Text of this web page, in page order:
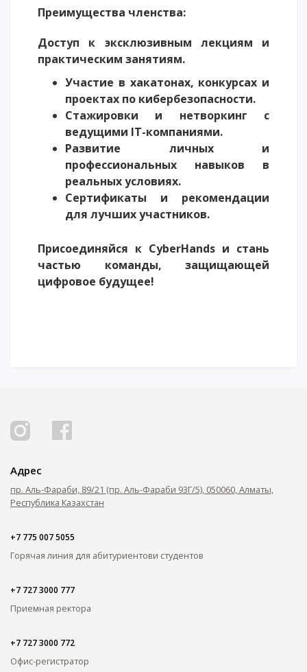
Преимущества членства:
Доступ к эксклюзивным лекциям и
практическим занятиям.
Участие в хакатонах, конкурсах и
проектах по кибербезопасности.
Стажировки и нетворкинг с
ведущими IT-компаниями.
Развитие личных и
профессиональных навыков в
реальных условиях.
Сертификаты и рекомендации
для лучших участников.
Присоединяйся к CyberHands и стань
частью команды, защищающей
цифровое будущее!
Адрес
пр. Аль-Фараби, 89/21 (пр. Аль-Фараби 93Г/5), 050060, Алматы,
Республика Казахстан
+7 775 007 5055
Горячая линия для абитуриентови студентов
+7 727 3000 777
Приемная ректора
+7 727 3000 772
Офис-регистратор